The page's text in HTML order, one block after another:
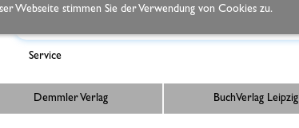
Webseite stimmen Sie der Verwendung von Cookies zu.
Demmler Verlag BuchVerlag Leipzig
Service